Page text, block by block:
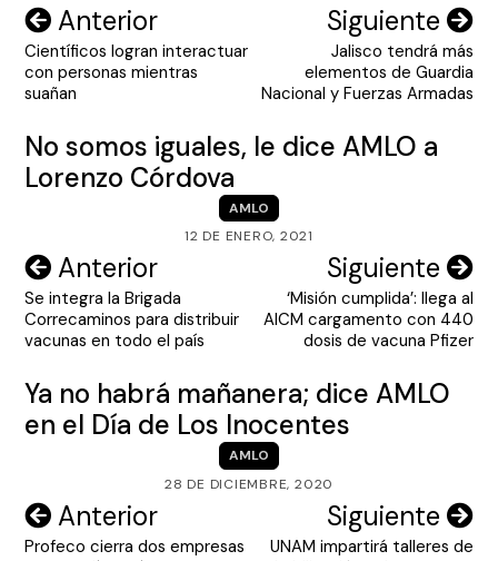
Navegación
de
entradas
Anterior
Científicos logran interactuar
con personas mientras
suañan
Siguiente
Jalisco tendrá más
elementos de Guardia
Nacional y Fuerzas Armadas
No somos iguales, le dice AMLO a
Lorenzo Córdova
AMLO
12 DE ENERO, 2021
Navegación
de
entradas
Anterior
Se integra la Brigada
Correcaminos para distribuir
vacunas en todo el país
Siguiente
‘Misión cumplida’: llega al
AICM cargamento con 440
dosis de vacuna Pfizer
Ya no habrá mañanera; dice AMLO
en el Día de Los Inocentes
AMLO
28 DE DICIEMBRE, 2020
Navegación
Anterior
Profeco cierra dos empresas
Siguiente
UNAM impartirá talleres de